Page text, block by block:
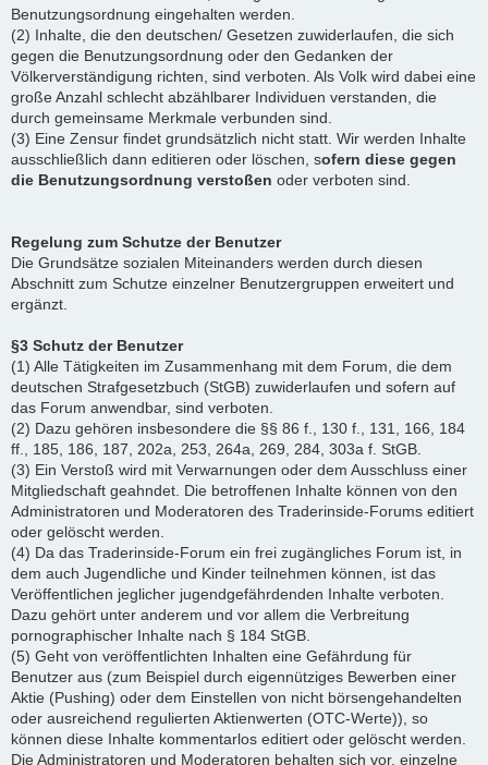
Benutzungsordnung eingehalten werden.
(2) Inhalte, die den deutschen/ Gesetzen zuwiderlaufen, die sich
gegen die Benutzungsordnung oder den Gedanken der
Völkerverständigung richten, sind verboten. Als Volk wird dabei eine
große Anzahl schlecht abzählbarer Individuen verstanden, die
durch gemeinsame Merkmale verbunden sind.
(3) Eine Zensur findet grundsätzlich nicht statt. Wir werden Inhalte
ausschließlich dann editieren oder löschen, sofern diese gegen
die Benutzungsordnung verstoßen oder verboten sind.
Regelung zum Schutze der Benutzer
Die Grundsätze sozialen Miteinanders werden durch diesen
Abschnitt zum Schutze einzelner Benutzergruppen erweitert und
ergänzt.
§3 Schutz der Benutzer
(1) Alle Tätigkeiten im Zusammenhang mit dem Forum, die dem
deutschen Strafgesetzbuch (StGB) zuwiderlaufen und sofern auf
das Forum anwendbar, sind verboten.
(2) Dazu gehören insbesondere die §§ 86 f., 130 f., 131, 166, 184
ff., 185, 186, 187, 202a, 253, 264a, 269, 284, 303a f. StGB.
(3) Ein Verstoß wird mit Verwarnungen oder dem Ausschluss einer
Mitgliedschaft geahndet. Die betroffenen Inhalte können von den
Administratoren und Moderatoren des Traderinside-Forums editiert
oder gelöscht werden.
(4) Da das Traderinside-Forum ein frei zugängliches Forum ist, in
dem auch Jugendliche und Kinder teilnehmen können, ist das
Veröffentlichen jeglicher jugendgefährdenden Inhalte verboten.
Dazu gehört unter anderem und vor allem die Verbreitung
pornographischer Inhalte nach § 184 StGB.
(5) Geht von veröffentlichten Inhalten eine Gefährdung für
Benutzer aus (zum Beispiel durch eigennütziges Bewerben einer
Aktie (Pushing) oder dem Einstellen von nicht börsengehandelten
oder ausreichend regulierten Aktienwerten (OTC-Werte)), so
können diese Inhalte kommentarlos editiert oder gelöscht werden.
Die Administratoren und Moderatoren behalten sich vor, einzelne